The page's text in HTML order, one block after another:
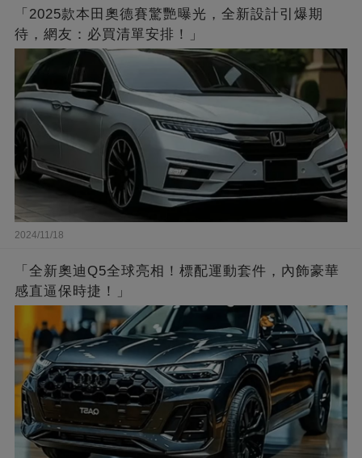
「2025款本田奧德賽驚艷曝光，全新設計引爆期
待，網友：必買清單安排！」
2024/11/18
「全新奧迪Q5全球亮相！標配運動套件，內飾豪華
感直逼保時捷！」